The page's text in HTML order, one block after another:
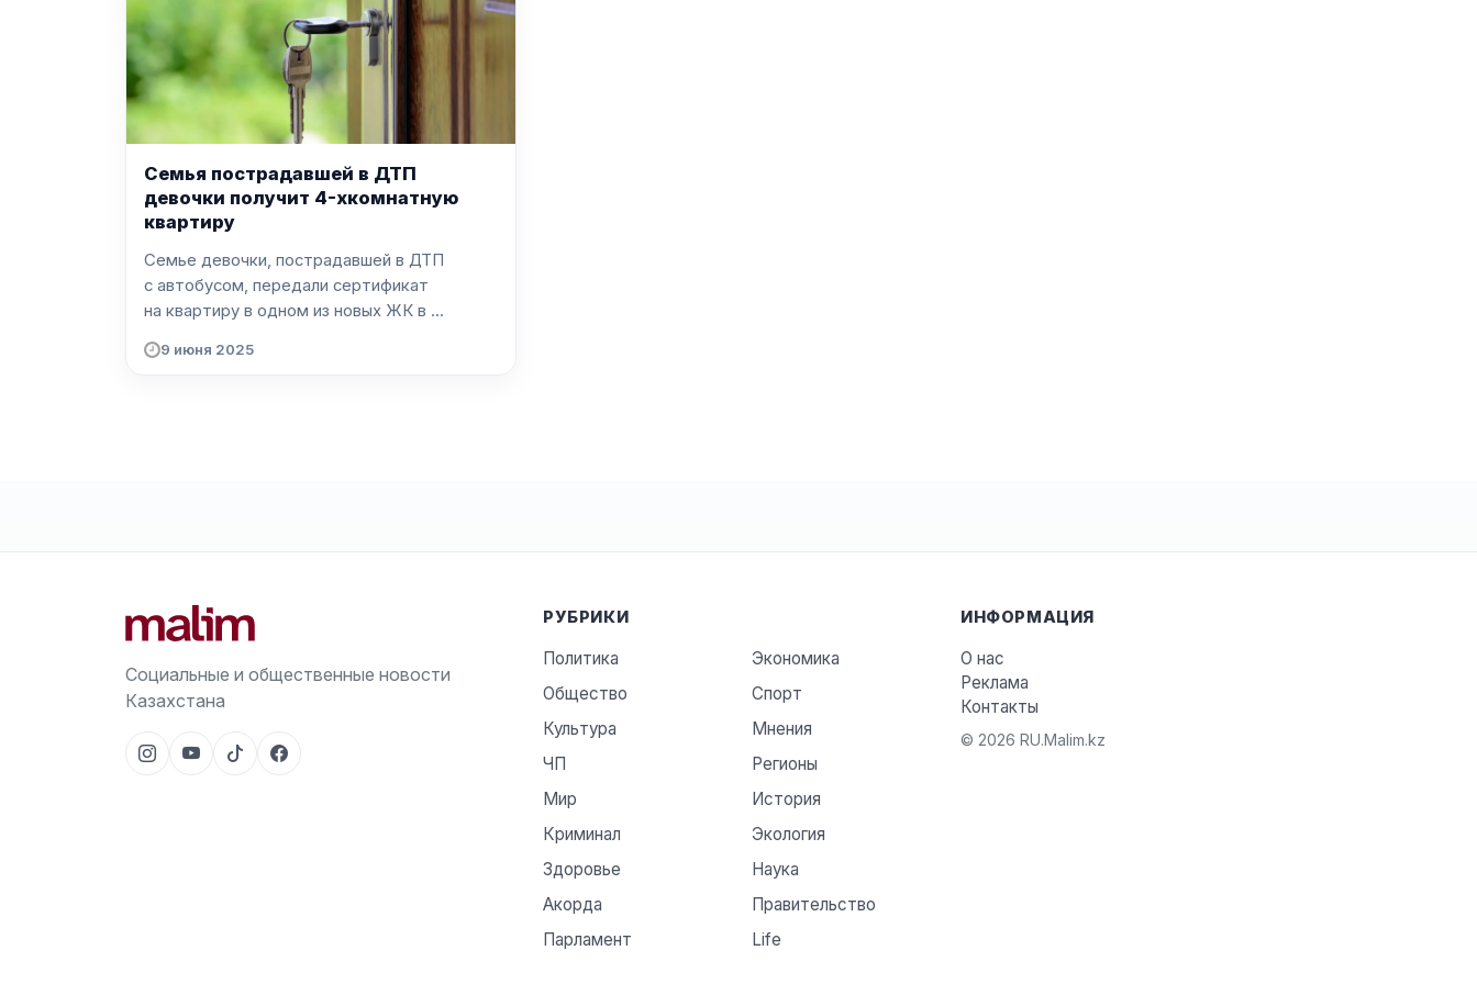
Семья пострадавшей в ДТП
девочки получит 4-хкомнатную
квартиру
Семье девочки, пострадавшей в ДТП
с автобусом, передали сертификат
на квартиру в одном из новых ЖК в ...
9 июня 2025
Социальные и общественные новости
Казахстана
РУБРИКИ
Политика
Экономика
Общество
Спорт
Культура
Мнения
ЧП
Регионы
Мир
История
Криминал
Экология
Здоровье
Наука
Акорда
Правительство
Парламент
Life
ИНФОРМАЦИЯ
О нас
Реклама
Контакты
© 2026 RU.Malim.kz